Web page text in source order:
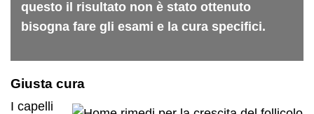
questo il risultato non è stato ottenuto
bisogna fare gli esami e la cura specifici.
Giusta cura
I capelli